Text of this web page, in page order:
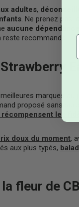
adultes,
. Ne prenez pas
aucune dépendance
recommandé.
marques au
proposé sans
les
doux du moment,
aux plus typés,
fleur de